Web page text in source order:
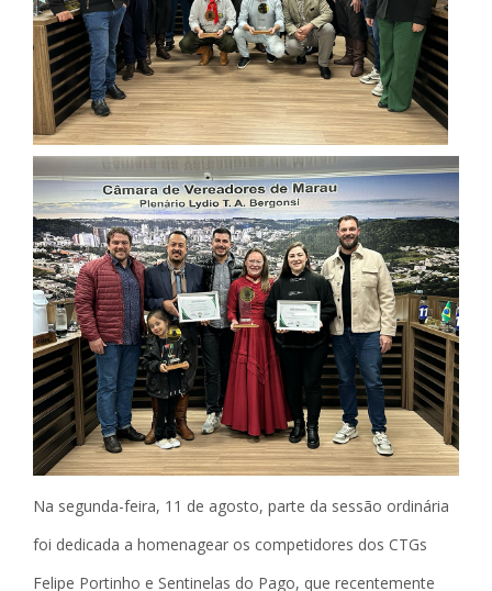
Na segunda-feira, 11 de agosto, parte da sessão ordinária
foi dedicada a homenagear os competidores dos CTGs
Felipe Portinho e Sentinelas do Pago, que recentemente